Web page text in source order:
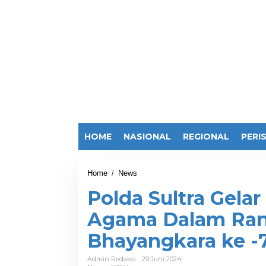
HOME NASIONAL REGIONAL
Home / News
l
d
a
S
u
l
Polda Sultra
Agama Dalam
Bhayangkara ke -
Admin Redaksi
29 Juni 2024